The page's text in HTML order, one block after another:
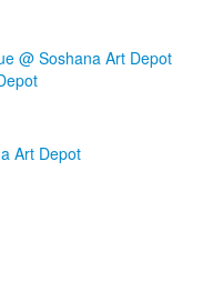
Ausstellungen
@ Soshana Art Depot
Art Depot